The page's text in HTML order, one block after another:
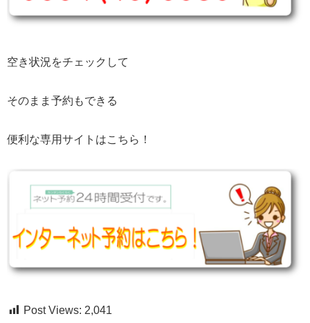
空き状況をチェックして
そのまま予約もできる
便利な専用サイトはこちら！
Post Views: 2,041